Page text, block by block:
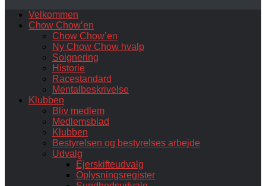
Velkommen
Chow Chow’en
Chow Chow’en
Ny Chow Chow hvalp
Soignering
Historie
Racestandard
Mentalbeskrivelse
Klubben
Bliv medlem
Medlemsblad
Klubben
Bestyrelsen og bestyrelses arbejde
Udvalg
Ejerskifteudvalg
Oplysningsregister